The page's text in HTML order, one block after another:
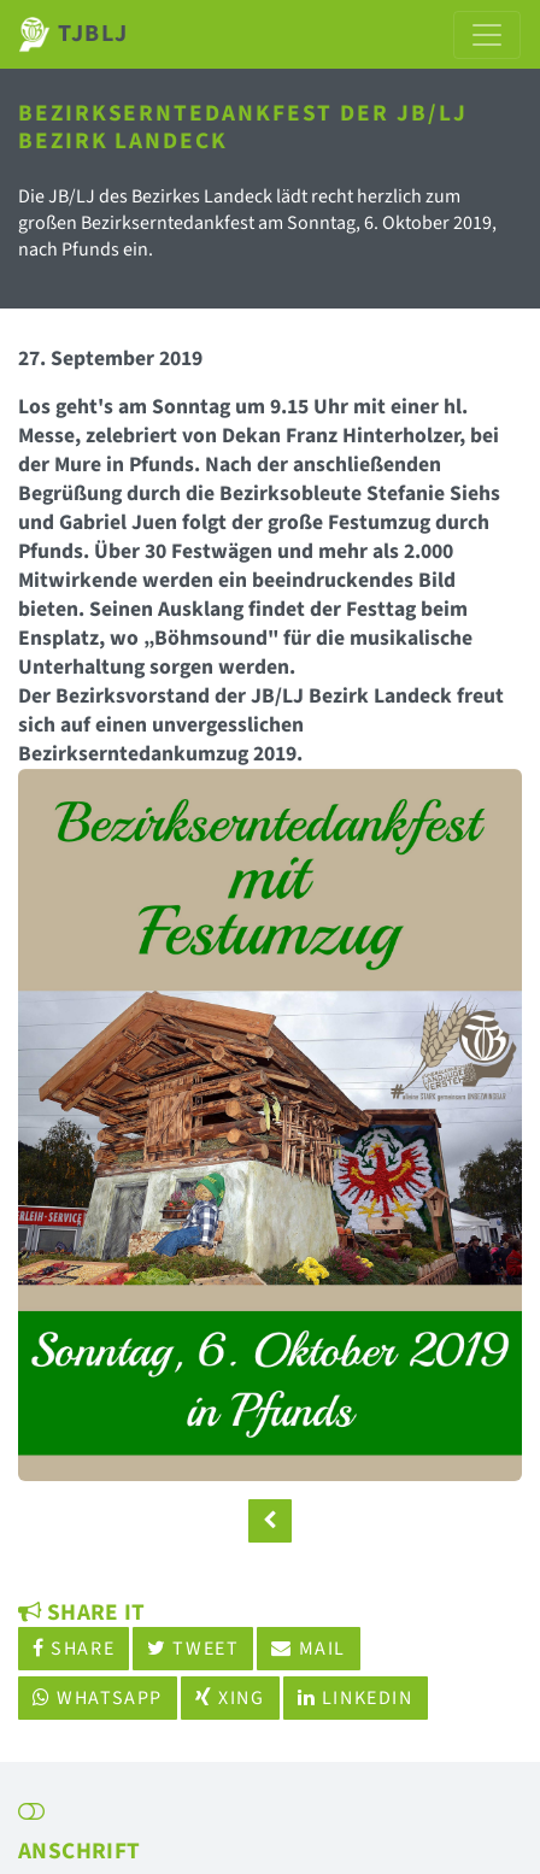
TJBLJ
BEZIRKSERNTEDANKFEST DER JB/LJ
BEZIRK LANDECK
Die JB/LJ des Bezirkes Landeck lädt recht herzlich zum
großen Bezirkserntedankfest am Sonntag, 6. Oktober 2019,
nach Pfunds ein.
27. September 2019
Los geht's am Sonntag um 9.15 Uhr mit einer hl.
Messe, zelebriert von Dekan Franz Hinterholzer, bei
der Mure in Pfunds. Nach der anschließenden
Begrüßung durch die Bezirksobleute Stefanie Siehs
und Gabriel Juen folgt der große Festumzug durch
Pfunds. Über 30 Festwägen und mehr als 2.000
Mitwirkende werden ein beeindruckendes Bild
bieten. Seinen Ausklang findet der Festtag beim
Ensplatz, wo „Böhmsound" für die musikalische
Unterhaltung sorgen werden.
Der Bezirksvorstand der JB/LJ Bezirk Landeck freut
sich auf einen unvergesslichen
Bezirkserntedankumzug 2019.
SHARE IT
SHARE TWEET
MAIL
WHATSAPP
XING LINKEDIN
ANSCHRIFT